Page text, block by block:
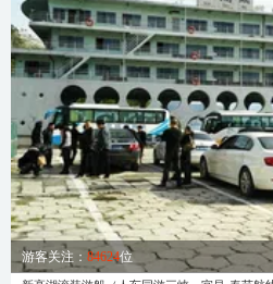
游客关注： 84624位